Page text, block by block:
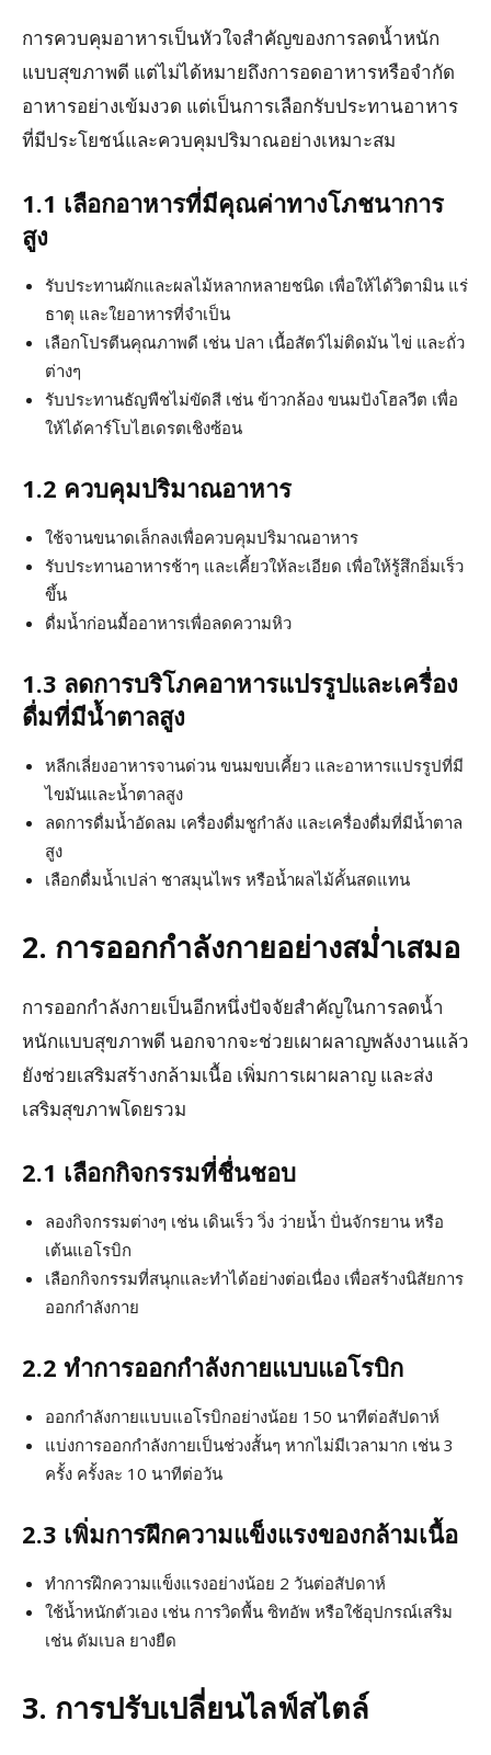
การควบคุมอาหารเป็นหัวใจสำคัญของการลดน้ำหนัก
แบบสุขภาพดี แต่ไม่ได้หมายถึงการอดอาหารหรือจำกัด
อาหารอย่างเข้มงวด แต่เป็นการเลือกรับประทานอาหาร
ที่มีประโยชน์และควบคุมปริมาณอย่างเหมาะสม
1.1 เลือกอาหารที่มีคุณค่าทางโภชนาการ
สูง
รับประทานผักและผลไม้หลากหลายชนิด เพื่อให้ได้วิตามิน แร่
ธาตุ และใยอาหารที่จำเป็น
เลือกโปรตีนคุณภาพดี เช่น ปลา เนื้อสัตว์ไม่ติดมัน ไข่ และถั่ว
ต่างๆ
รับประทานธัญพืชไม่ขัดสี เช่น ข้าวกล้อง ขนมปังโฮลวีต เพื่อ
ให้ได้คาร์โบไฮเดรตเชิงซ้อน
1.2 ควบคุมปริมาณอาหาร
ใช้จานขนาดเล็กลงเพื่อควบคุมปริมาณอาหาร
รับประทานอาหารช้าๆ และเคี้ยวให้ละเอียด เพื่อให้รู้สึกอิ่มเร็ว
ขึ้น
ดื่มน้ำก่อนมื้ออาหารเพื่อลดความหิว
1.3 ลดการบริโภคอาหารแปรรูปและเครื่อง
ดื่มที่มีน้ำตาลสูง
หลีกเลี่ยงอาหารจานด่วน ขนมขบเคี้ยว และอาหารแปรรูปที่มี
ไขมันและน้ำตาลสูง
ลดการดื่มน้ำอัดลม เครื่องดื่มชูกำลัง และเครื่องดื่มที่มีน้ำตาล
สูง
เลือกดื่มน้ำเปล่า ชาสมุนไพร หรือน้ำผลไม้คั้นสดแทน
2. การออกกำลังกายอย่างสม่ำเสมอ
การออกกำลังกายเป็นอีกหนึ่งปัจจัยสำคัญในการลดน้ำ
หนักแบบสุขภาพดี นอกจากจะช่วยเผาผลาญพลังงานแล้ว
ยังช่วยเสริมสร้างกล้ามเนื้อ เพิ่มการเผาผลาญ และส่ง
เสริมสุขภาพโดยรวม
2.1 เลือกกิจกรรมที่ชื่นชอบ
ลองกิจกรรมต่างๆ เช่น เดินเร็ว วิ่ง ว่ายน้ำ ปั่นจักรยาน หรือ
เต้นแอโรบิก
เลือกกิจกรรมที่สนุกและทำได้อย่างต่อเนื่อง เพื่อสร้างนิสัยการ
ออกกำลังกาย
2.2 ทำการออกกำลังกายแบบแอโรบิก
ออกกำลังกายแบบแอโรบิกอย่างน้อย 150 นาทีต่อสัปดาห์
แบ่งการออกกำลังกายเป็นช่วงสั้นๆ หากไม่มีเวลามาก เช่น 3
ครั้ง ครั้งละ 10 นาทีต่อวัน
2.3 เพิ่มการฝึกความแข็งแรงของกล้ามเนื้อ
ทำการฝึกความแข็งแรงอย่างน้อย 2 วันต่อสัปดาห์
ใช้น้ำหนักตัวเอง เช่น การวิดพื้น ซิทอัพ หรือใช้อุปกรณ์เสริม
เช่น ดัมเบล ยางยืด
3. การปรับเปลี่ยนไลฟ์สไตล์